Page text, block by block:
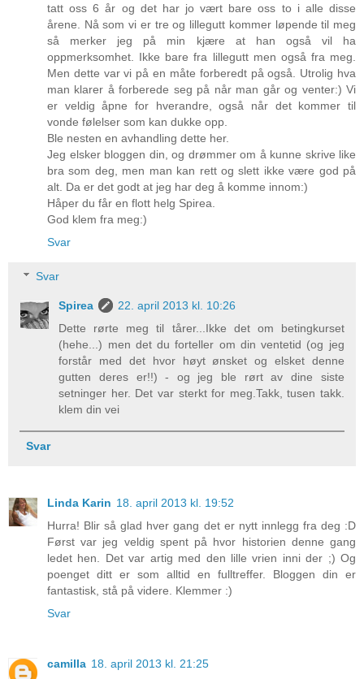
tatt oss 6 år og det har jo vært bare oss to i alle disse
årene. Nå som vi er tre og lillegutt kommer løpende til meg
så merker jeg på min kjære at han også vil ha
oppmerksomhet. Ikke bare fra lillegutt men også fra meg.
Men dette var vi på en måte forberedt på også. Utrolig hva
man klarer å forberede seg på når man går og venter:) Vi
er veldig åpne for hverandre, også når det kommer til
vonde følelser som kan dukke opp.
Ble nesten en avhandling dette her.
Jeg elsker bloggen din, og drømmer om å kunne skrive like
bra som deg, men man kan rett og slett ikke være god på
alt. Da er det godt at jeg har deg å komme innom:)
Håper du får en flott helg Spirea.
God klem fra meg:)
Svar
Svar
Spirea
22. april 2013 kl. 10:26
Dette rørte meg til tårer...Ikke det om betingkurset
(hehe...) men det du forteller om din ventetid (og jeg
forstår med det hvor høyt ønsket og elsket denne
gutten deres er!!) - og jeg ble rørt av dine siste
setninger her. Det var sterkt for meg.Takk, tusen takk.
klem din vei
Svar
Linda Karin 18. april 2013 kl. 19:52
Hurra! Blir så glad hver gang det er nytt innlegg fra deg :D
Først var jeg veldig spent på hvor historien denne gang
ledet hen. Det var artig med den lille vrien inni der ;) Og
poenget ditt er som alltid en fulltreffer. Bloggen din er
fantastisk, stå på videre. Klemmer :)
Svar
camilla 18. april 2013 kl. 21:25